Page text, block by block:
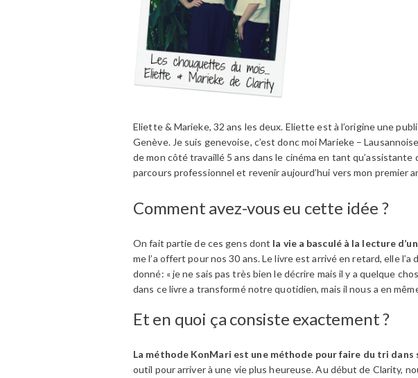
Eliette & Marieke, 32 ans les deux. Eliette est à l’origine une
Genève. Je suis genevoise, c’est donc moi Marieke –
de mon côté travaillé 5 ans dans le cinéma en tant qu’assistante
parcours professionnel et revenir aujourd’hui vers mon premier
Comment avez-vous eu cette idée ?
On fait partie de ces gens dont la vie a basculé à la lecture
me l’a offert pour nos 30 ans. Le livre est arrivé en retard, elle l’a
donné: « je ne sais pas très bien le décrire mais il y a quelque
dans ce livre a transformé notre quotidien, mais il nous a en
Et en quoi ça consiste exactement ?
La méthode KonMari est une méthode pour faire du tri dans
outil pour arriver à une vie plus heureuse. Au début de Clarity,